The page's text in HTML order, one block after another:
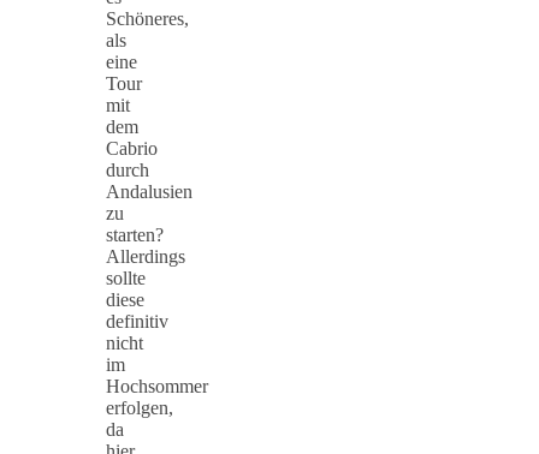
Schöneres,
als
eine
Tour
mit
dem
Cabrio
durch
Andalusien
zu
starten?
Allerdings
sollte
diese
definitiv
nicht
im
Hochsommer
erfolgen,
da